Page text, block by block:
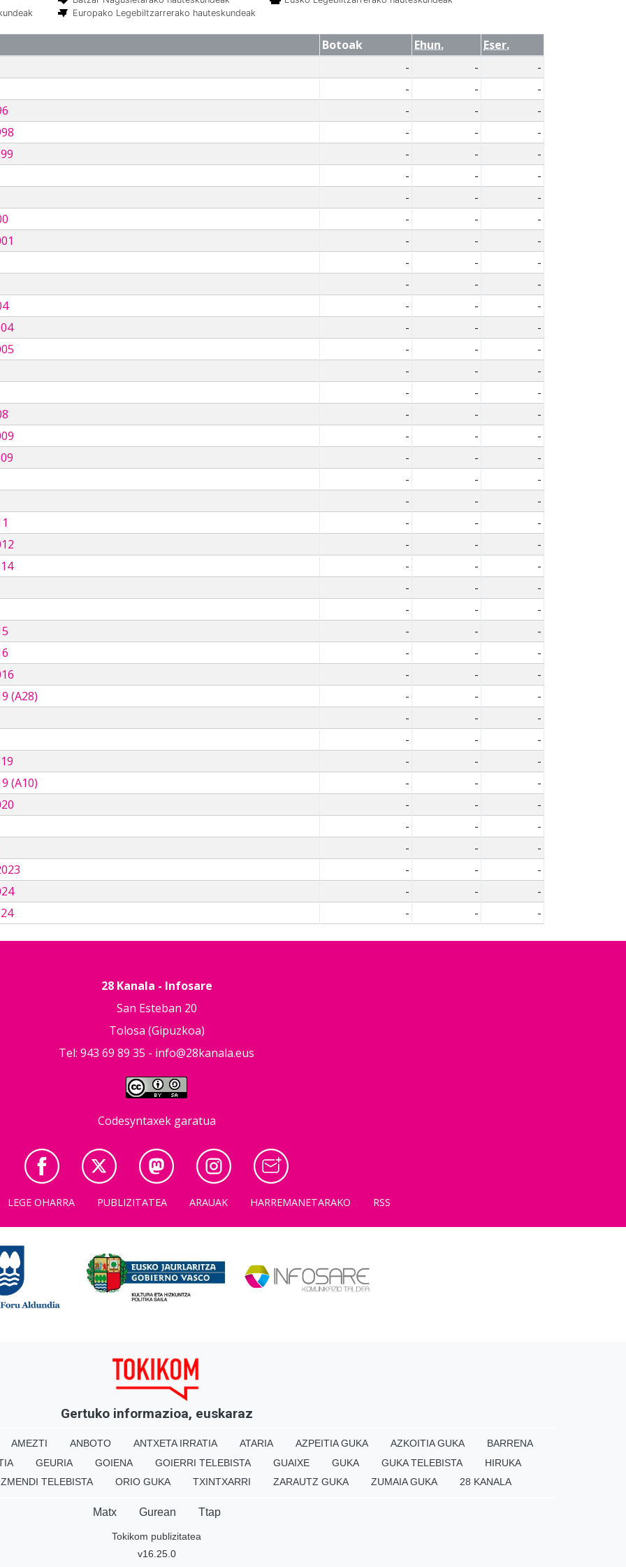
Europako Legebiltzarrerako hauteskundeak
Botoak Ehun.
Eser.
- -
-
- -
-
- -
-
- -
-
- -
-
- -
-
- -
-
- -
-
- -
-
- -
-
- -
-
- -
-
- -
-
- -
-
- -
-
- -
-
- -
-
- -
-
- -
-
- -
-
- -
-
- -
-
- -
-
- -
-
- -
-
- -
-
- -
-
- -
-
- -
-
(A28)
- -
-
- -
-
- -
-
- -
-
(A10)
- -
-
- -
-
- -
-
- -
-
- -
-
- -
-
- - -
28 Kanala - Infosare
San Esteban 20
Tolosa (Gipuzkoa)
Tel: 943 69 89 35 - info@28kanala.eus
Codesyntaxek garatua
LEGE OHARRA PUBLIZITATEA ARAUAK HARREMANETARAKO RSS
Gertuko informazioa, euskaraz
AMEZTI ANBOTO ANTXETA IRRATIA ATARIA AZPEITIA GUKA AZKOITIA GUKA
BARRENA
GEURIA GOIENA GOIERRI TELEBISTA GUAIXE GUKA GUKA TELEBISTA
HIRUKA
TELEBISTA ORIO GUKA TXINTXARRI ZARAUTZ GUKA ZUMAIA GUKA 28 KANALA
Matx Gurean Ttap
Tokikom publizitatea
v16.25.0